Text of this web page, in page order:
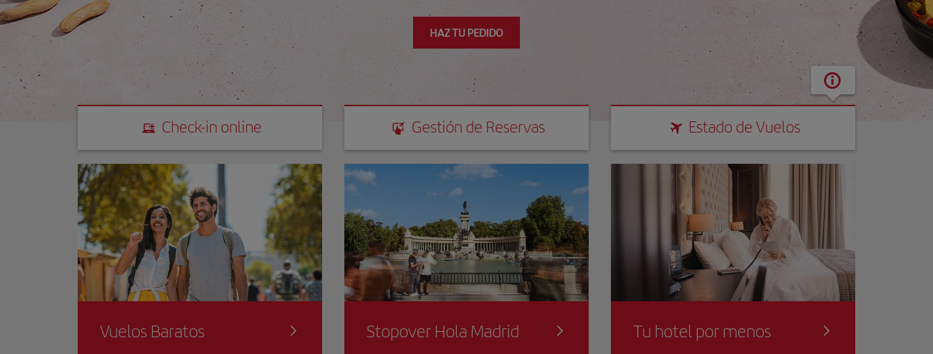
HAZ TU PEDIDO
Check-in online
Check-in online Gestión de Reservas
Gestión de Reservas Estado de Vuelos
Estado de Vuelos
Vuelos Baratos Stopover Hola Madrid Tu hotel por menos